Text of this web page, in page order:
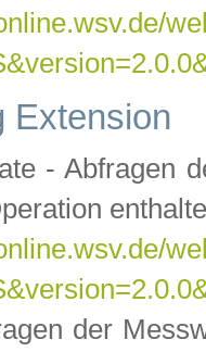
Extension
- Abfragen
der